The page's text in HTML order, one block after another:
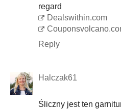
regard
Dealswithin.com
Reply
Halczak61
Śliczny jest ten